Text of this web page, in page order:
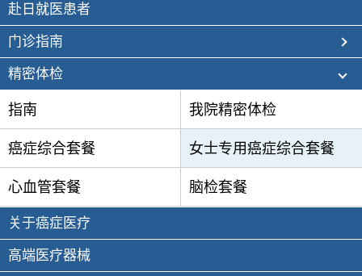
赴日就医患者
门诊指南
精密体检
指南 我院精密体检
癌症综合套餐 女士专用癌症综合套餐
心血管套餐 脑检套餐
关于癌症医疗
高端医疗器械